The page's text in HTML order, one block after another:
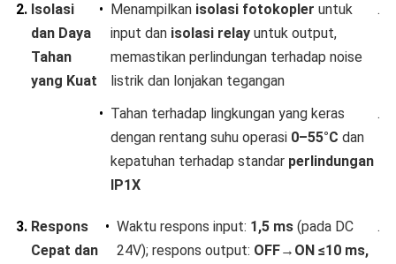
2. ​Isolasi
dan Daya
Tahan
yang Kuat​
• Menampilkan ​ ​isolasi fotokopler​ ​ untuk
input dan ​ ​isolasi relay​​ untuk output,
memastikan perlindungan terhadap noise
listrik dan lonjakan tegangan
.
• Tahan terhadap lingkungan yang keras
dengan rentang suhu operasi ​ ​0–55°C​ ​ dan
kepatuhan terhadap standar ​ ​perlindungan
IP1X​
.
3. ​Respons
Cepat dan
• Waktu respons input: ​ ​1,5 ms​​ (pada DC
24V); respons output: ​ ​OFF→ON ≤10 ms,
.